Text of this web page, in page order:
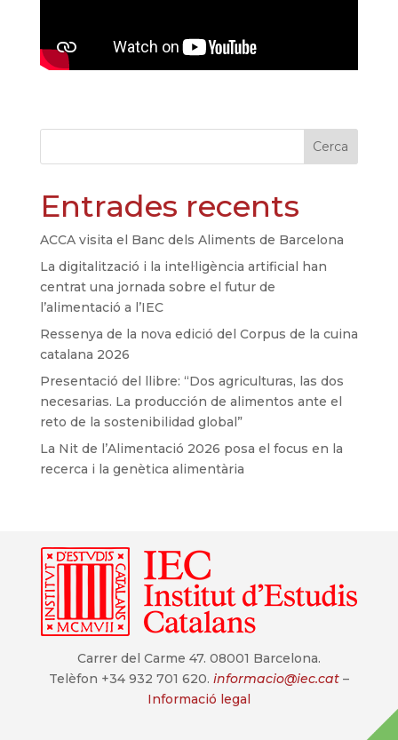
Cerca
Entrades recents
ACCA visita el Banc dels Aliments de Barcelona
La digitalització i la intel·ligència artificial han
centrat una jornada sobre el futur de
l’alimentació a l’IEC
Ressenya de la nova edició del Corpus de la cuina
catalana 2026
Presentació del llibre: “Dos agriculturas, las dos
necesarias. La producción de alimentos ante el
reto de la sostenibilidad global”
La Nit de l’Alimentació 2026 posa el focus en la
recerca i la genètica alimentària
Carrer del Carme 47. 08001 Barcelona.
Telèfon +34 932 701 620. informacio@iec.cat–
Informació legal